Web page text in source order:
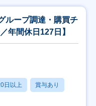
ループ調達・購買チ
年間休日127日】
日以上 賞与あり